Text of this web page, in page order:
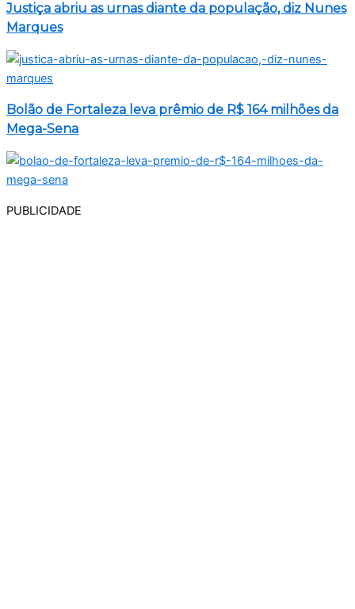
Justiça abriu as urnas diante da população, diz Nunes
Marques
Bolão de Fortaleza leva prêmio de R$ 164 milhões da
Mega-Sena
PUBLICIDADE